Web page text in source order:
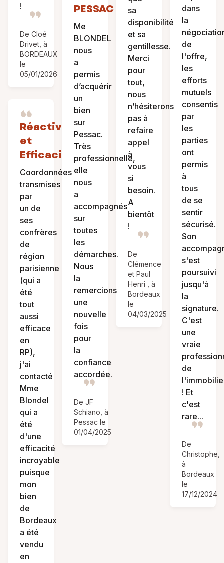
!
De Cloé
Drivet, à
BORDEAUX
le
05/01/2026
Réactivité
et
Efficacité
Coordonnées
transmises
par
un de
ses
confrères
de
région
parisienne
(qui a
été
tout
aussi
efficace
en
RP),
j'ai
contacté
Mme
Blondel
qui a
été
d'une
efficacité
incroyable
puisque
mon
bien
de
Bordeaux
a été
vendu
en
PESSAC
Me
BLONDEL
nous
a
permis
d’acquérir
un
bien
sur
Pessac.
Très
professionnelle,
elle
nous
a
accompagnés
sur
toutes
les
démarches.
Nous
la
remercions
une
nouvelle
fois
pour
la
confiance
accordée.
De JF
Schiano, à
Pessac le
01/04/2025
sa
disponibilité
et sa
gentillesse.
Merci
pour
tout,
nous
n’hésiterons
pas à
refaire
appel
à
vous
si
besoin.
A
bientôt
!
De
Clémence
et Paul
Henri , à
Bordeaux
le
04/03/2025
dans
la
de
l'offre,
les
efforts
mutuels
consentis
par
les
parties
ont
permis
à
tous
de se
sentir
sécurisé.
Son
s'est
poursuivi
jusqu'à
la
signature.
C'est
une
vraie
de
! Et
c'est
rare...
De
Christophe,
à
Bordeaux
le
17/12/2024